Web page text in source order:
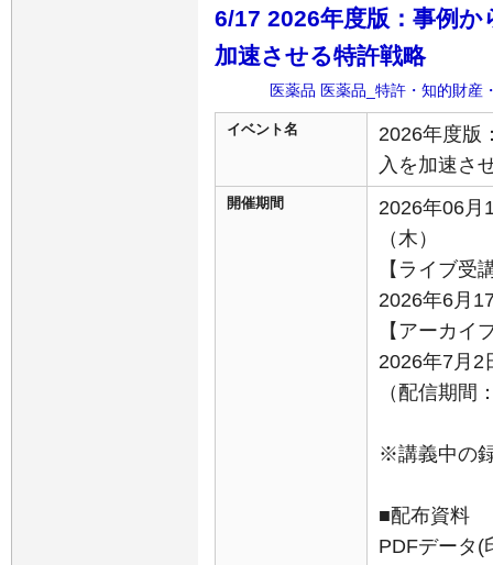
6/17 2026年度版：事例
加速させる特許戦略
医薬品 医薬品_特許・知的財産
イベント名
2026年度版
入を加速さ
開催期間
2026年06月
（木）
【ライブ受
2026年6月
【アーカイ
2026年7月2
（配信期間
※講義中の
■配布資料
PDFデータ(